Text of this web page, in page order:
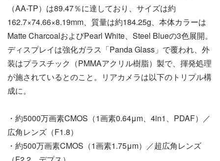
（AA-TP）は89.47％に達しており、サイズは約
162.7×74.66×8.19mm、質量は約184.25g、本体カラーは
Matte CharcoalおよびPearl White、Steel Blueの3色展開。
ディスプレイは強化ガラス「Panda Glass」で覆われ、外
装はプラスチック（PMMAアクリル樹脂）製で、揮発処理
が施されているとのこと。リアカメラは以下のトリプル構
成に。
・約5000万画素CMOS（1画素0.64μm、4in1、PDAF）／
広角レンズ（F1.8）
・約500万画素CMOS（1画素1.75μm）／超広角レンズ